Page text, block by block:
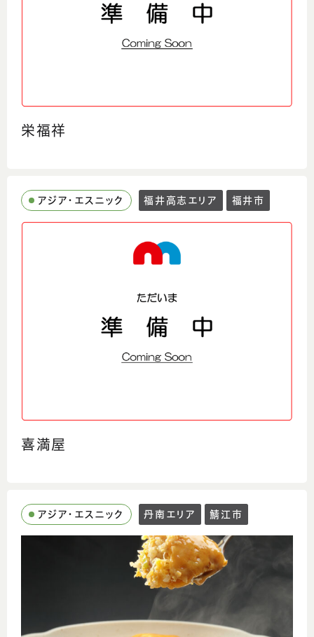
栄福祥
アジア・エスニック 福井高志エリア 福井市
喜満屋
アジア・エスニック 丹南エリア 鯖江市